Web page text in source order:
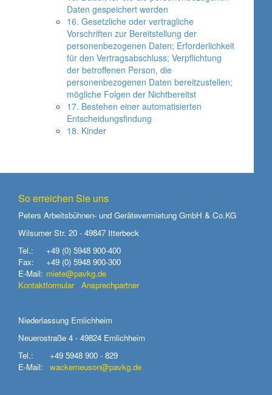
Daten gespeichert werden
16. Gesetzliche oder vertragliche
Vorschriften zur Bereitstellung der
personenbezogenen Daten; Erforderlichkeit
für den Vertragsabschluss; Verpflichtung
der betroffenen Person, die
personenbezogenen Daten bereitzustellen;
mögliche Folgen der Nichtbereitst
17. Bestehen einer automatisierten
Entscheidungsfindung
18. Kinder
So erreichen Sie uns
Peters Arbeitsbühnen- und Gerätevermietung GmbH & Co.KG
Wilsumer Str. 20 - 49847 Itterbeck
Tel.:
+49 (0) 5948 900-400
Fax:
+49 (0) 5948 900-300
E-Mail: miete@pavkg.de
Kontaktformular
Ansprechpartner
Niederlassung Emlichheim
Neuerostraße 4 - 49824 Emlichheim
Tel.:
+49 5948 900 - 829
E-Mail:
wackerneuson@pavkg.de